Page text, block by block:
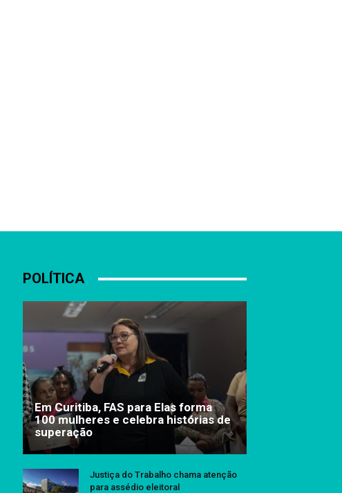
POLÍTICA
Em Curitiba, FAS para Elas forma
100 mulheres e celebra histórias de
superação
Justiça do Trabalho chama atenção
para assédio eleitoral